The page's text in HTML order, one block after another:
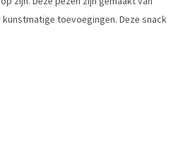
toevoegingen. Deze snack